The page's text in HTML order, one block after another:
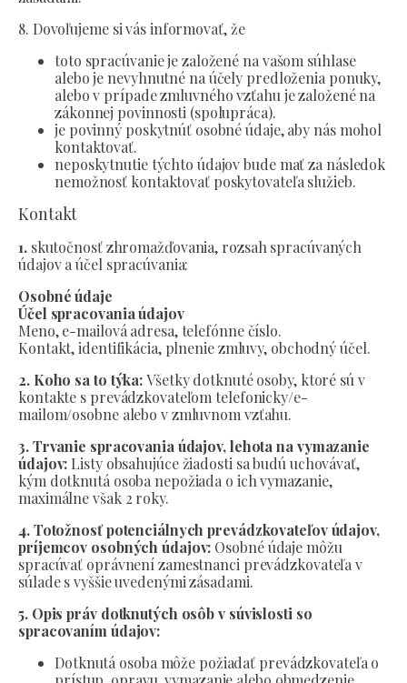
8. Dovoľujeme si vás informovať, že
toto spracúvanie je založené na vašom súhlase
alebo je nevyhnutné na účely predloženia ponuky,
alebo v prípade zmluvného vzťahu je založené na
zákonnej povinnosti (spolupráca).
je povinný poskytnúť osobné údaje, aby nás mohol
kontaktovať.
neposkytnutie týchto údajov bude mať za následok
nemožnosť kontaktovať poskytovateľa služieb.
Kontakt
1.skutočnosť zhromažďovania, rozsah spracúvaných
údajov a účel spracúvania:
Osobné údaje
Účel spracovania údajov
Meno, e-mailová adresa, telefónne číslo.
Kontakt, identifikácia, plnenie zmluvy, obchodný účel.
2. Koho sa to týka:Všetky dotknuté osoby, ktoré sú v
kontakte s prevádzkovateľom telefonicky/e-
mailom/osobne alebo v zmluvnom vzťahu.
3. Trvanie spracovania údajov, lehota na vymazanie
údajov: Listy obsahujúce žiadosti sa budú uchovávať,
kým dotknutá osoba nepožiada o ich vymazanie,
maximálne však 2 roky.
4. Totožnosť potenciálnych prevádzkovateľov údajov,
príjemcov osobných údajov: Osobné údaje môžu
spracúvať oprávnení zamestnanci prevádzkovateľa v
súlade s vyššie uvedenými zásadami.
5. Opis práv dotknutých osôb v súvislosti so
spracovaním údajov:
Dotknutá osoba môže požiadať prevádzkovateľa o